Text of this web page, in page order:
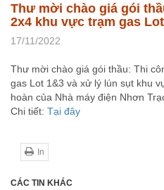
Thư mời chào giá gói
2x4 khu vực trạm gas
17/11/2022
Thư mời chào giá gói thầu: Thi
gas Lot 1&3 và xử lý lún sụt khu
hoàn của Nhà máy điện Nhơn
Chi tiết: Tại đây
In
CÁC TIN KHÁC